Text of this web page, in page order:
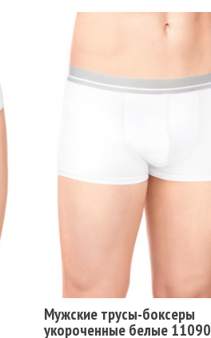
78-82
СИНИЙ
Мужские трусы-боксеры
укороченные белые